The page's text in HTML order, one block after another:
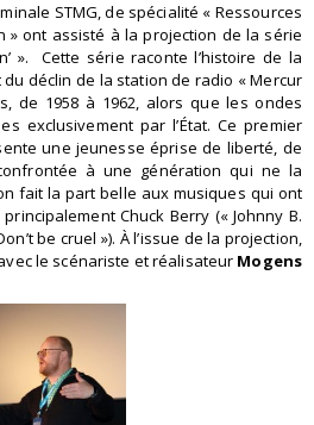
STMG, de spécialité « Ressources
» ont assisté à la projection de la série
». Cette série raconte l’histoire de la
du déclin de la station de radio « Mercur
de 1958 à 1962, alors que les ondes
exclusivement par l’État. Ce premier
une jeunesse éprise de liberté, de
à une génération qui ne la
fait la part belle aux musiques qui ont
Chuck Berry (« Johnny B.
be cruel »). À l’issue de la projection,
le scénariste et réalisateur Mogens